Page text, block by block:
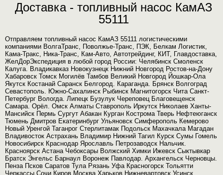
Доставка - топливный насос КамАЗ
55111
Отправляем топливный насос КамАЗ 55111 логистическими
компаниями ВолгаТранс, Поволжье-Транс, ПЭК, Белкам Логистик,
Кама-Тракс, Ника-Транс, Кам-Авто, Автотрейдинг, КИТ, Главдоставка,
ЖелДорЭкспедиция в любой город России: Челябинск Смоленск
Калуга. Владикавказ Новокузнецк Нижний Новгород Ростов-на-Дону
Хабаровск Томск Могилёв Тамбов Великий Новгород Йошкар-Ола
Якутск Костанай Саранск Белгород. Караганда. Брянск Волгоград
Севастополь. Южно-Сахалинск Рыбинск Магнитогорск Чита Санкт-
Петербург Вологда. Липецк Бузулук Череповец Благовещенск
Самара. Орёл. Омск Алматы Ставрополь Иркутск Николаев Ханты-
Мансийск Пермь Сургут Абакан Курган Кострома Тверь Нефтеюганск
Тюмень Дмитров Екатеринбург Ульяновск Симферополь Кемерово
Новый Уренгой Таганрог Стерлитамак Подольск Махачкала Магадан
Владивосток Астрахань Владимир Нижний Тагил Курск Сумы Гомель
Новосибирск Краснодар Ярославль Петрозаводск Нальчик.
Красноярск Астана Чебоксары Волжский Химки Ижевск Сыктывкар
Братск Энгельс Барнаул Воронеж Павлодар. Архангельск Черновцы.
Пенза Псков Саратов Тула Рязань Уфа Красногорск Тольятти
Черкассы Сочи Киров Москва Харьков Нижневартовск Усинск